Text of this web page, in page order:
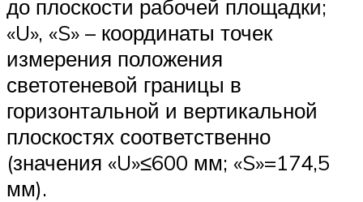
до плоскости рабочей площадки;
«U», «S» – координаты точек
измерения положения
светотеневой границы в
горизонтальной и вертикальной
плоскостях соответственно
(значения «U»≤600 мм; «S»=174,5
мм).